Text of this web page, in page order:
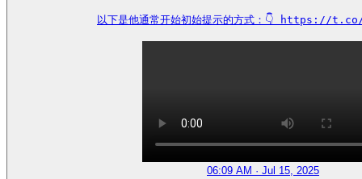
以下是他通常开始初始提示的方式：👇 https://
06:09 AM · Jul 15, 2025